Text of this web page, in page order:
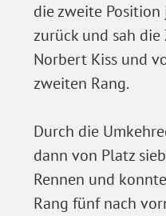
die zweite
zurück und sah
Norbert Kiss und
zweiten Rang.
Durch die
dann von Platz
Rennen und
Rang fünf nach